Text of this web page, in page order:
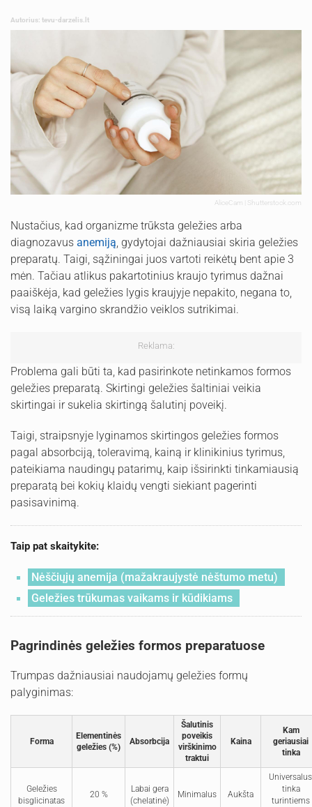
Autorius: tevu-darzelis.lt
AliceCam | Shutterstock.com
Nustačius, kad organizme trūksta geležies arba
diagnozavus anemiją , gydytojai dažniausiai skiria geležies
preparatų. Taigi, sąžiningai juos vartoti reikėtų bent apie 3
mėn. Tačiau atlikus pakartotinius kraujo tyrimus dažnai
paaiškėja, kad geležies lygis kraujyje nepakito, negana to,
visą laiką vargino skrandžio veiklos sutrikimai.
Reklama:
Problema gali būti ta, kad pasirinkote netinkamos formos
geležies preparatą. Skirtingi geležies šaltiniai veikia
skirtingai ir sukelia skirtingą šalutinį poveikį.
Taigi, straipsnyje lyginamos skirtingos geležies formos
pagal absorbciją, toleravimą, kainą ir klinikinius tyrimus,
pateikiama naudingų patarimų, kaip išsirinkti tinkamiausią
preparatą bei kokių klaidų vengti siekiant pagerinti
pasisavinimą.
Taip pat skaitykite:
Nėščiųjų anemija (mažakraujystė nėštumo metu)
Geležies trūkumas vaikams ir kūdikiams
Pagrindinės geležies formos preparatuose
Trumpas dažniausiai naudojamų geležies formų
palyginimas:
Forma
Elementinės
geležies (%)
Absorbcija
Šalutinis
poveikis
virškinimo
traktui
Kaina
Kam
geriausiai
tinka
Geležies
bisglicinatas
20 %
Labai gera
(chelatinė)
Minimalus Aukšta
tinka
turintiems